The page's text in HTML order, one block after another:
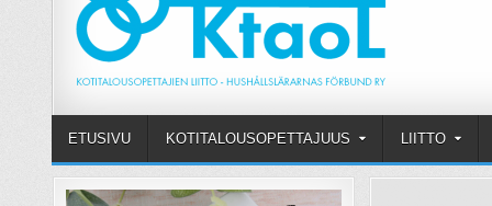
ETUSIVU KOTITALOUSOPETTAJUUS LIITTO